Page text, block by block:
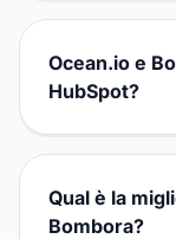
Ocean.io e
HubSpot?
Qual è la
Bombora?